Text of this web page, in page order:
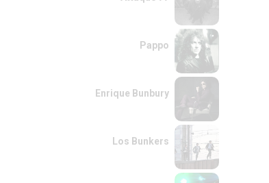
Pappo
Enrique Bunbury
Los Bunkers